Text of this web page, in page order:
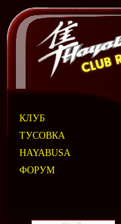
КЛУБ
ТУСОВКА
HAYABUSA
ФОРУМ